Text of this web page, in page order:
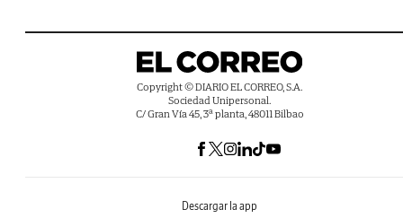
Copyright © DIARIO EL CORREO, S.A.
Sociedad Unipersonal.
C/ Gran Vía 45, 3ª planta, 48011 Bilbao
Descargar la app